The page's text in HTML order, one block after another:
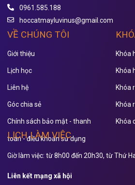
0961.585.188
hoccatmayluvinus@gmail.com
VỀ CHÚNG TÔI
Giới thiệu
Lịch học
Liên hệ
Góc chia sẻ
Chính sách bảo mật - thanh
toán - điều khoản sử dụng
Khóa
Khóa
Khóa
Khóa
Khóa
LỊCH LÀM VIỆC
Giờ làm việc: từ 8h00 đến 20h30, từ Thứ
Liên kết mạng xã hội